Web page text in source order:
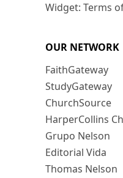
Widget: Terms
OUR NETWORK
FaithGateway
StudyGateway
ChurchSource
HarperCollins
Grupo Nelson
Editorial Vida
Thomas Nelson